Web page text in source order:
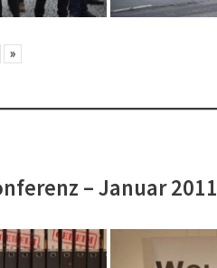
»
– Januar 2011